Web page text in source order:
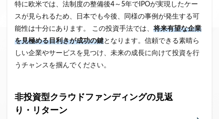
特に欧米では、法制度の整備後4～5年でIPOが実現したケー
スが見られるため、日本でも今後、同様の事例が発生する可
能性は十分にあります。
この投資手法では、 将来有望な企業
を見極める目利きが成功の鍵となります。信頼できる素晴ら
しい企業やサービスを見つけ、未来の成長に向けて投資を行
うチャンスを掴んでください。
非投資型クラウドファンディングの見返
り・リターン